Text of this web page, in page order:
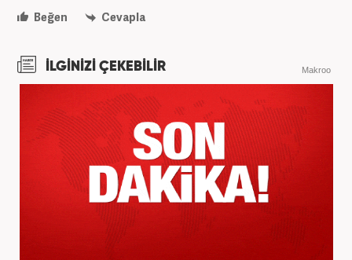
Beğen
Cevapla
İLGİNİZİ ÇEKEBİLİR Makroo